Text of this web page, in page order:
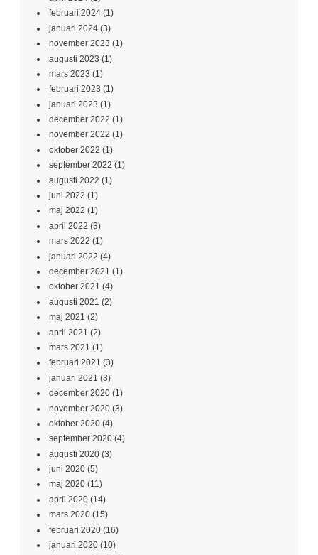
februari 2024 (1)
januari 2024 (3)
november 2023 (1)
augusti 2023 (1)
mars 2023 (1)
februari 2023 (1)
januari 2023 (1)
december 2022 (1)
november 2022 (1)
oktober 2022 (1)
september 2022 (1)
augusti 2022 (1)
juni 2022 (1)
maj 2022 (1)
april 2022 (3)
mars 2022 (1)
januari 2022 (4)
december 2021 (1)
oktober 2021 (4)
augusti 2021 (2)
maj 2021 (2)
april 2021 (2)
mars 2021 (1)
februari 2021 (3)
januari 2021 (3)
december 2020 (1)
november 2020 (3)
oktober 2020 (4)
september 2020 (4)
augusti 2020 (3)
juni 2020 (5)
maj 2020 (11)
april 2020 (14)
mars 2020 (15)
februari 2020 (16)
januari 2020 (10)